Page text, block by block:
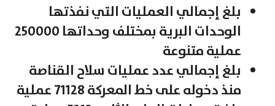
بلغ إجمالي العمليات التي نفذتها
الوحدات البرية بمختلف وحداتها 250000
عملية متنوعة
بلغ إجمالي عدد عمليات سلاح القناصة
منذ دخوله على خط المعركة 71128 عملية